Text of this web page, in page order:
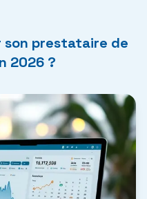
son prestataire de
2026 ?